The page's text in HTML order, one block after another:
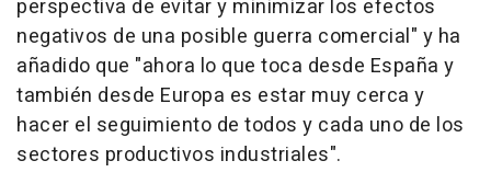
perspectiva de evitar y minimizar los efectos
negativos de una posible guerra comercial" y ha
añadido que "ahora lo que toca desde España y
también desde Europa es estar muy cerca y
hacer el seguimiento de todos y cada uno de los
sectores productivos industriales".